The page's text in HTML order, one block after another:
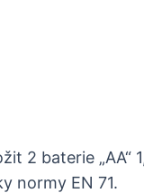
2 baterie „AA“
normy EN 71.